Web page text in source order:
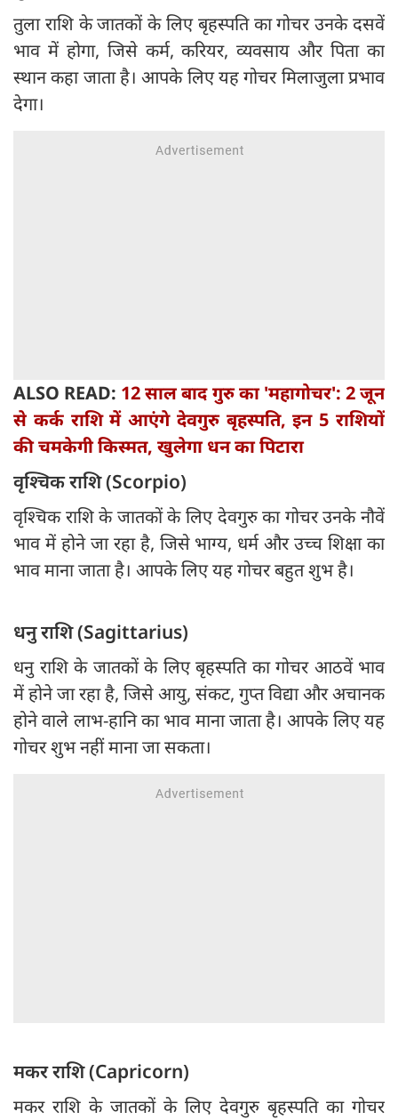
तुला राशि के जातकों के लिए बृहस्पति का गोचर उनके दसवें
भाव में होगा, जिसे कर्म, करियर, व्यवसाय और पिता का
स्थान कहा जाता है। आपके लिए यह गोचर मिलाजुला प्रभाव
देगा।
ALSO READ: 12 साल बाद गुरु का 'महागोचर': 2 जून
से कर्क राशि में आएंगे देवगुरु बृहस्पति, इन 5 राशियों
की चमकेगी किस्मत, खुलेगा धन का पिटारा
वृश्चिक राशि (Scorpio)
वृश्चिक राशि के जातकों के लिए देवगुरु का गोचर उनके नौवें
भाव में होने जा रहा है, जिसे भाग्य, धर्म और उच्च शिक्षा का
भाव माना जाता है। आपके लिए यह गोचर बहुत शुभ है।
धनु राशि (Sagittarius)
धनु राशि के जातकों के लिए बृहस्पति का गोचर आठवें भाव
में होने जा रहा है, जिसे आयु, संकट, गुप्त विद्या और अचानक
होने वाले लाभ-हानि का भाव माना जाता है। आपके लिए यह
गोचर शुभ नहीं माना जा सकता।
मकर राशि (Capricorn)
मकर राशि के जातकों के लिए देवगुरु बृहस्पति का गोचर